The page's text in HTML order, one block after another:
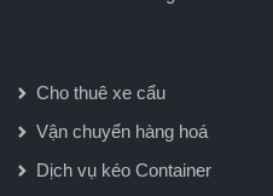
Cho thuê xe cẩu
Vận chuyển hàng hoá
Dịch vụ kéo Container